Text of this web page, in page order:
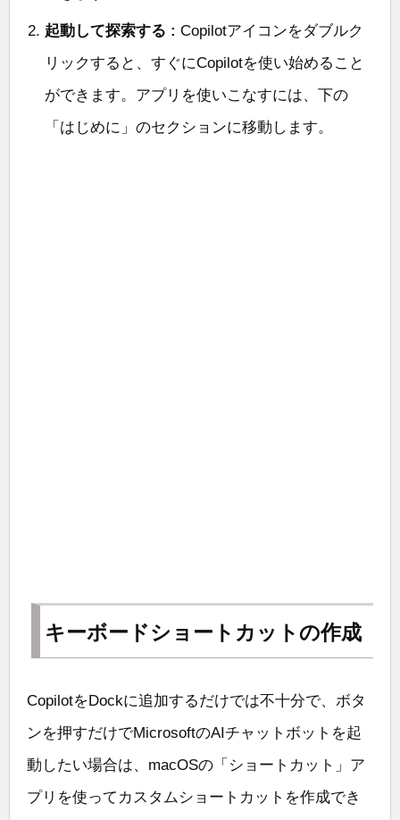
起動して探索する : Copilotアイコンをダブルク
リックすると、すぐにCopilotを使い始めること
ができます。アプリを使いこなすには、下の
「はじめに」のセクションに移動します。
キーボードショートカットの作成
CopilotをDockに追加するだけでは不十分で、ボタ
ンを押すだけでMicrosoftのAIチャットボットを起
動したい場合は、macOSの「ショートカット」ア
プリを使ってカスタムショートカットを作成でき